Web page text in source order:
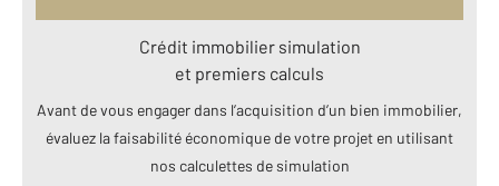
Crédit immobilier simulation
et premiers calculs
Avant de vous engager dans l’acquisition d’un bien immobilier,
évaluez la faisabilité économique de votre projet en utilisant
nos calculettes de simulation